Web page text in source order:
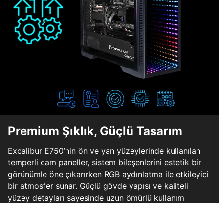
Premium Şıklık, Güçlü Tasarım
Excalibur E750’nin ön ve yan yüzeylerinde kullanılan
temperli cam paneller, sistem bileşenlerini estetik bir
görünümle öne çıkarırken RGB aydınlatma ile etkileyici
bir atmosfer sunar. Güçlü gövde yapısı ve kaliteli
yüzey detayları sayesinde uzun ömürlü kullanım